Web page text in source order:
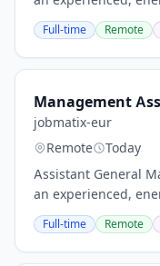
driven Assistant
lead, coach and
Full-time Remote
Management
jobmatix-eur
Remote
Today
Assistant General
an experienced,
driven Assistant
lead, coach and
Full-time Remote